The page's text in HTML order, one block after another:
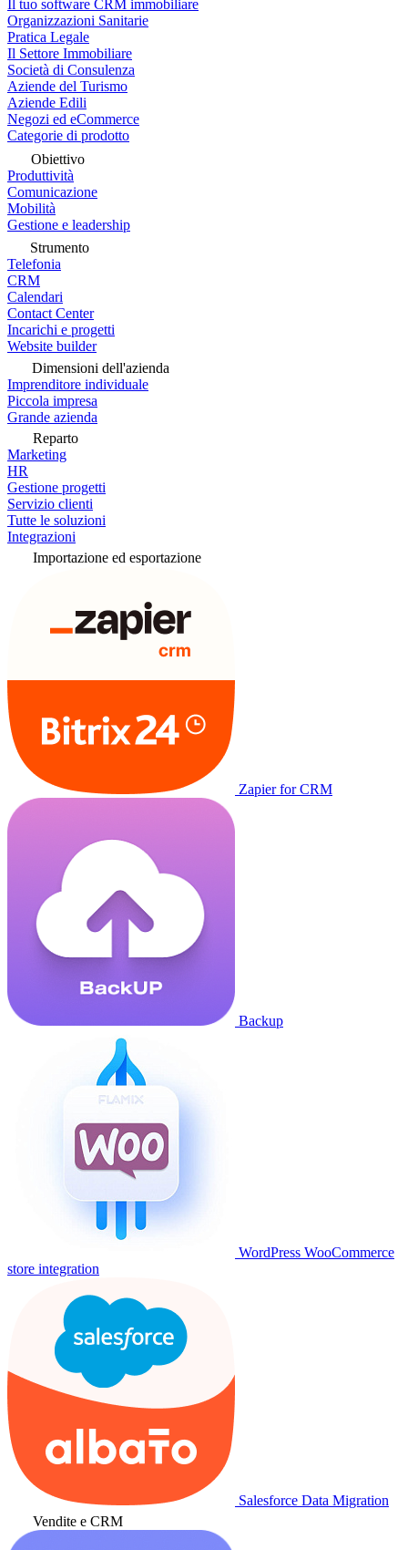
Il tuo software CRM immobiliare
Organizzazioni Sanitarie
Pratica Legale
Il Settore Immobiliare
Società di Consulenza
Aziende del Turismo
Aziende Edili
Negozi ed eCommerce
Categorie di prodotto
Obiettivo
Produttività
Comunicazione
Mobilità
Gestione e leadership
Strumento
Telefonia
CRM
Calendari
Contact Center
Incarichi e progetti
Website builder
Dimensioni dell'azienda
Imprenditore individuale
Piccola impresa
Grande azienda
Reparto
Marketing
HR
Gestione progetti
Servizio clienti
Tutte le soluzioni
Integrazioni
Importazione ed esportazione
Zapier for CRM
Backup
WordPress WooCommerce
store integration
Salesforce Data Migration
Vendite e CRM